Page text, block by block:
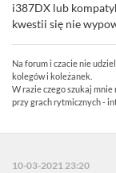
i387DX lub
kwestii się nie
Na forum i czacie nie
kolegów i koleżanek.
W razie czego szukaj
przy grach rytmicznych -
10-03-2021 23:20